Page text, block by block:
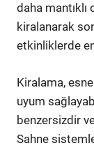
daha mantıklı
kiralanarak
etkinliklerde
Kiralama,
uyum
benzersizdir
Sahne